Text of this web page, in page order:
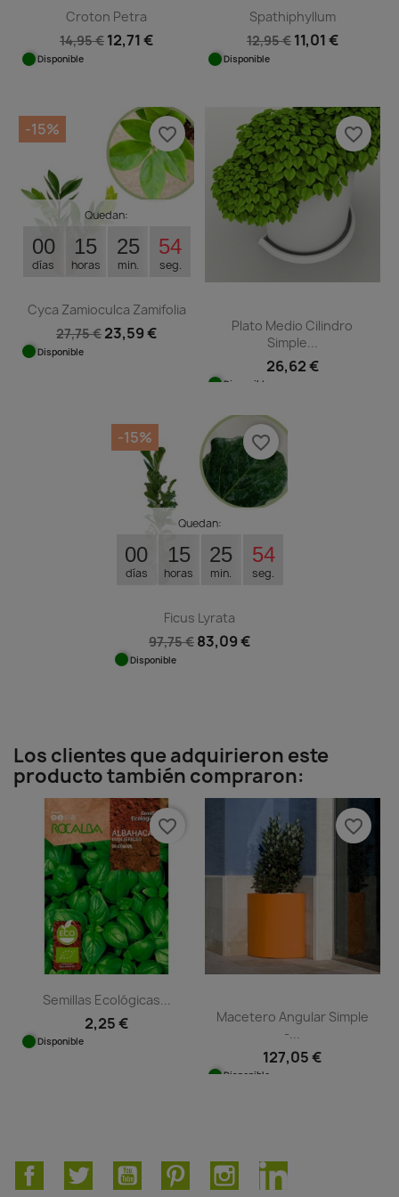
Croton Petra
14,95 € 12,71 €
Disponible
Spathiphyllum
12,95 € 11,01 €
Disponible
Quedan:
00
días
15
horas
25
min.
54
seg.
Cyca Zamioculca Zamifolia
27,75 € 23,59 €
Disponible
-15% favorite_border
Plato Medio Cilindro
Simple...
26,62 €
Disponible
favorite_border
Quedan:
00
días
15
horas
25
min.
54
seg.
Ficus Lyrata
97,75 € 83,09 €
Disponible
-15% favorite_border
Los clientes que adquirieron este
producto también compraron:
Semillas Ecológicas...
2,25 €
Disponible
favorite_border
Macetero Angular Simple
-...
127,05 €
Disponible
favorite_border
FacebookTwitter YouTube PinterestInstagramLinkedIn